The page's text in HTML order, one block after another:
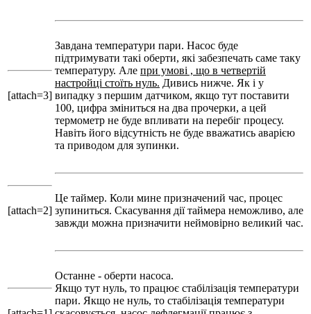
[attach=3]
Завдана температури пари. Насос буде
підтримувати такі оберти, які забезпечать саме таку
температуру. Але при умові , що в четвертій
настройці стоїть нуль. Дивись нижче. Як і у
випадку з першим датчиком, якщо тут поставити
100, цифра зміниться на два прочерки, а цей
термометр не буде впливати на перебіг процесу.
Навіть його відсутність не буде вважатись аварією
та приводом для зупинки.
[attach=2]
Це таймер. Коли мине призначений час, процес
зупиниться. Скасування дії таймера неможливо, але
завжди можна призначити неймовірно великий час.
Останне - оберти насоса.
Якщо тут нуль, то працює стабілізація температури
пари. Якщо не нуль, то стабілізація температури